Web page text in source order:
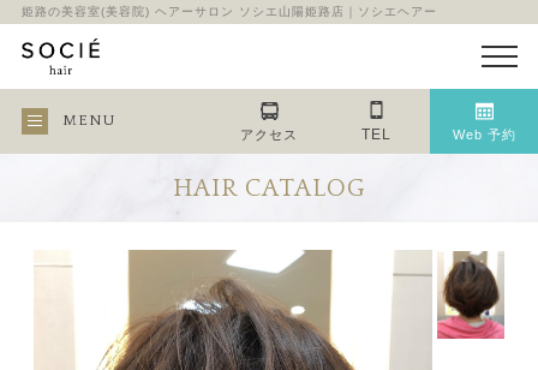
姫路の美容室(美容院) ヘアーサロン ソシエ山陽姫路店｜ソシエヘアー
MENU
アクセス TEL Web 予約
HAIR CATALOG